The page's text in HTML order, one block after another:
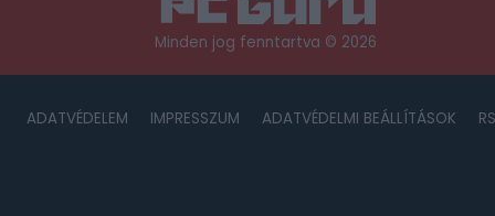
Minden jog fenntartva © 2026
ADATVÉDELEM IMPRESSZUM ADATVÉDELMI BEÁLLÍTÁSOK